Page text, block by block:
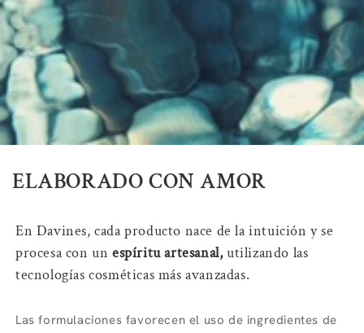
ELABORADO CON AMOR
En Davines, cada producto nace de la intuición y se
procesa con un espíritu artesanal,utilizando las
tecnologías cosméticas más avanzadas.
Las formulaciones favorecen el uso de ingredientes de